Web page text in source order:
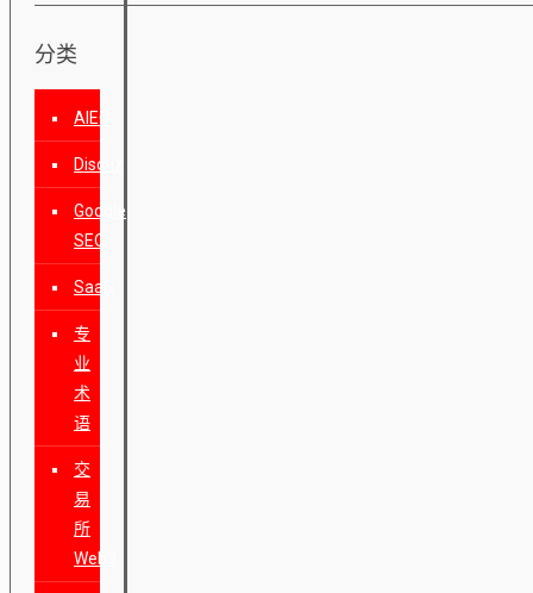
分类
AIEO
Discuz
Google
SEO
SaaS
专
业
术
语
交
易
所
Web3